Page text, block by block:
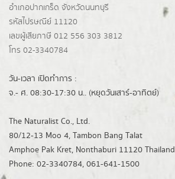
อำเภอปากเกร็ด จังหวัดนนทบุรี
รหัสไปรษณีย์ 11120
เลขผู้เสียภาษี 012 556 303 3812
โทร 02-3340784
วัน-เวลา เปิดทำการ :
จ.- ศ. 08:30-17:30 น.. (หยุดวันเสาร์-อาทิตย์)
The Naturalist Co., Ltd.
80/12-13 Moo 4, Tambon Bang Talat
Amphoe Pak Kret, Nonthaburi 11120 Thailand
Phone: 02-3340784, 061-641-1500